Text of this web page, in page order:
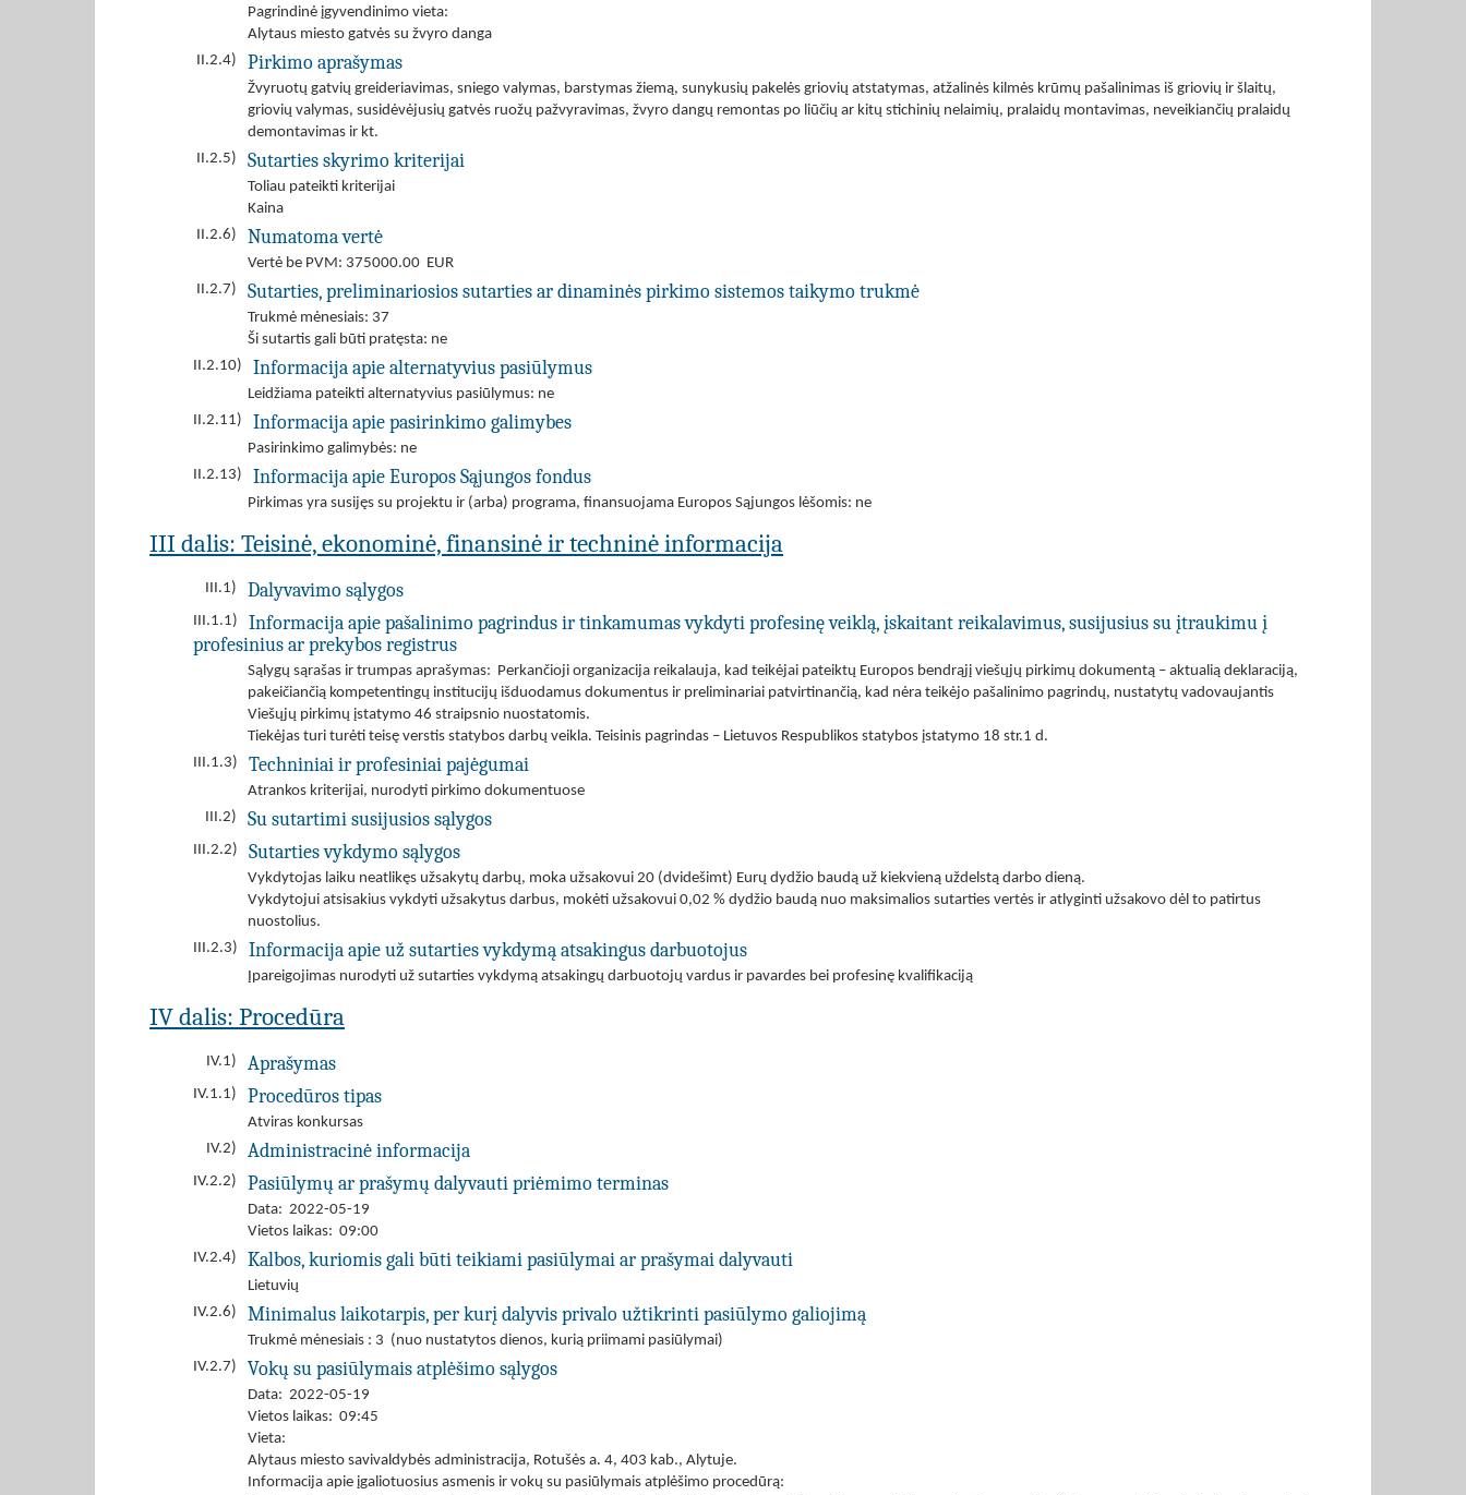
Pagrindinė įgyvendinimo vieta:
Alytaus miesto gatvės su žvyro danga
II.2.4)
Pirkimo aprašymas
Žvyruotų gatvių greideriavimas, sniego valymas, barstymas žiemą, sunykusių pakelės griovių atstatymas, atžalinės kilmės krūmų pašalinimas iš griovių ir šlaitų,
griovių valymas, susidėvėjusių gatvės ruožų pažvyravimas, žvyro dangų remontas po liūčių ar kitų stichinių nelaimių, pralaidų montavimas, neveikiančių pralaidų
demontavimas ir kt.
II.2.5)
Sutarties skyrimo kriterijai
Toliau pateikti kriterijai
Kaina
II.2.6)
Numatoma vertė
Vertė be PVM: 375000.00 EUR
II.2.7)
Sutarties, preliminariosios sutarties ar dinaminės pirkimo sistemos taikymo trukmė
Trukmė mėnesiais: 37
Ši sutartis gali būti pratęsta: ne
II.2.10)
Informacija apie alternatyvius pasiūlymus
Leidžiama pateikti alternatyvius pasiūlymus: ne
II.2.11)
Informacija apie pasirinkimo galimybes
Pasirinkimo galimybės: ne
II.2.13)
Informacija apie Europos Sąjungos fondus
Pirkimas yra susijęs su projektu ir (arba) programa, finansuojama Europos Sąjungos lėšomis: ne
III dalis: Teisinė, ekonominė, finansinė ir techninė informacija
III.1) Dalyvavimo sąlygos
III.1.1)
Informacija apie pašalinimo pagrindus ir tinkamumas vykdyti profesinę veiklą, įskaitant reikalavimus, susijusius su įtraukimu į
profesinius ar prekybos registrus
Sąlygų sąrašas ir trumpas aprašymas: Perkančioji organizacija reikalauja, kad teikėjai pateiktų Europos bendrąjį viešųjų pirkimų dokumentą – aktualią deklaraciją,
pakeičiančią kompetentingų institucijų išduodamus dokumentus ir preliminariai patvirtinančią, kad nėra teikėjo pašalinimo pagrindų, nustatytų vadovaujantis
Viešųjų pirkimų įstatymo 46 straipsnio nuostatomis.
Tiekėjas turi turėti teisę verstis statybos darbų veikla. Teisinis pagrindas – Lietuvos Respublikos statybos įstatymo 18 str.1 d.
III.1.3)
Techniniai ir profesiniai pajėgumai
Atrankos kriterijai, nurodyti pirkimo dokumentuose
III.2)
Su sutartimi susijusios sąlygos
III.2.2) Sutarties vykdymo sąlygos
Vykdytojas laiku neatlikęs užsakytų darbų, moka užsakovui 20 (dvidešimt) Eurų dydžio baudą už kiekvieną uždelstą darbo dieną.
Vykdytojui atsisakius vykdyti užsakytus darbus, mokėti užsakovui 0,02 % dydžio baudą nuo maksimalios sutarties vertės ir atlyginti užsakovo dėl to patirtus
nuostolius.
III.2.3)
Informacija apie už sutarties vykdymą atsakingus darbuotojus
Įpareigojimas nurodyti už sutarties vykdymą atsakingų darbuotojų vardus ir pavardes bei profesinę kvalifikaciją
IV dalis: Procedūra
IV.1) Aprašymas
IV.1.1) Procedūros tipas
Atviras konkursas
IV.2)
Administracinė informacija
IV.2.2) Pasiūlymų ar prašymų dalyvauti priėmimo terminas
Data: 2022-05-19
Vietos laikas: 09:00
IV.2.4)
Kalbos, kuriomis gali būti teikiami pasiūlymai ar prašymai dalyvauti
Lietuvių
IV.2.6)
Minimalus laikotarpis, per kurį dalyvis privalo užtikrinti pasiūlymo galiojimą
Trukmė mėnesiais : 3 (nuo nustatytos dienos, kurią priimami pasiūlymai)
IV.2.7)
Vokų su pasiūlymais atplėšimo sąlygos
Data: 2022-05-19
Vietos laikas: 09:45
Vieta:
Alytaus miesto savivaldybės administracija, Rotušės a. 4, 403 kab., Alytuje.
Informacija apie įgaliotuosius asmenis ir vokų su pasiūlymais atplėšimo procedūrą: